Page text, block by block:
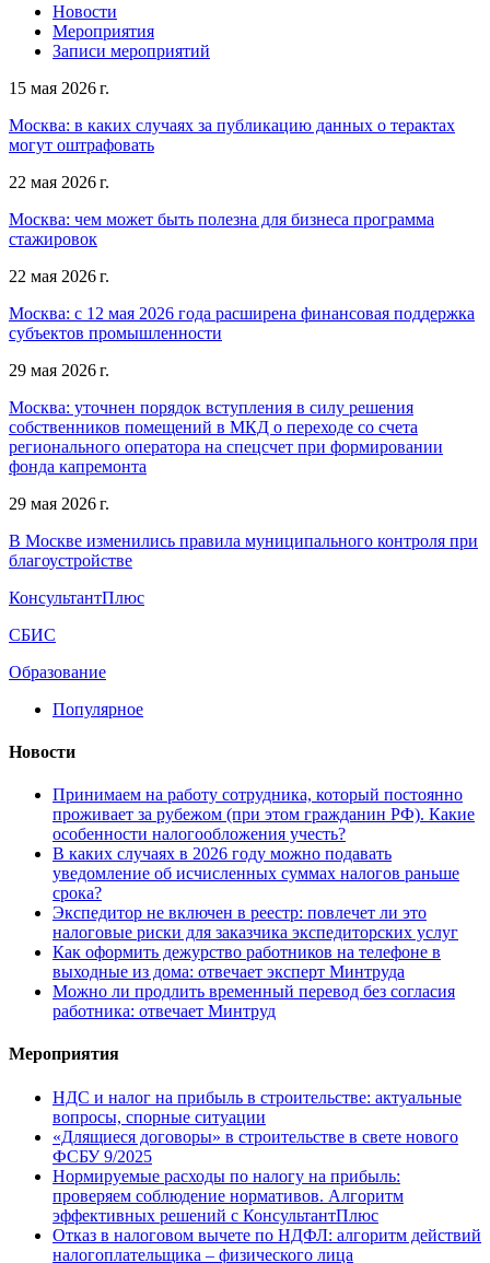
Новости
Мероприятия
Записи мероприятий
15 мая 2026 г.
Москва: в каких случаях за публикацию данных о терактах
могут оштрафовать
22 мая 2026 г.
Москва: чем может быть полезна для бизнеса программа
стажировок
22 мая 2026 г.
Москва: с 12 мая 2026 года расширена финансовая поддержка
субъектов промышленности
29 мая 2026 г.
Москва: уточнен порядок вступления в силу решения
собственников помещений в МКД о переходе со счета
регионального оператора на спецсчет при формировании
фонда капремонта
29 мая 2026 г.
В Москве изменились правила муниципального контроля при
благоустройстве
КонсультантПлюс
СБИС
Образование
Популярное
Новости
Принимаем на работу сотрудника, который постоянно
проживает за рубежом (при этом гражданин РФ). Какие
особенности налогообложения учесть?
В каких случаях в 2026 году можно подавать
уведомление об исчисленных суммах налогов раньше
срока?
Экспедитор не включен в реестр: повлечет ли это
налоговые риски для заказчика экспедиторских услуг
Как оформить дежурство работников на телефоне в
выходные из дома: отвечает эксперт Минтруда
Можно ли продлить временный перевод без согласия
работника: отвечает Минтруд
Мероприятия
НДС и налог на прибыль в строительстве: актуальные
вопросы, спорные ситуации
«Длящиеся договоры» в строительстве в свете нового
ФСБУ 9/2025
Нормируемые расходы по налогу на прибыль:
проверяем соблюдение нормативов. Алгоритм
эффективных решений с КонсультантПлюс
Отказ в налоговом вычете по НДФЛ: алгоритм действий
налогоплательщика – физического лица